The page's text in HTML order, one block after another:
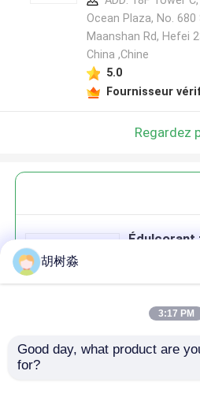
Ocean Plaza, No. 680
Maanshan Rd, Hefei
China ,Chine
5.0
Fournisseur
Regardez
Édulcorant
Mannitol
Continuer
胡树淼
3:17 PM
Good day, what product are
for?